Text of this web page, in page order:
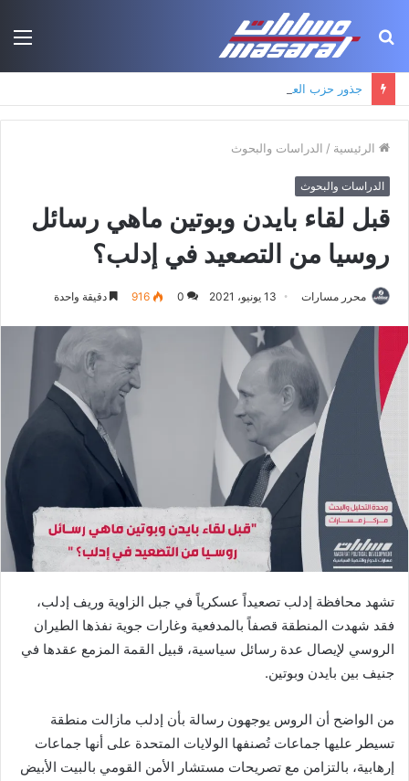
بحث
الرئيسية / الدراسات والبحوث
الدراسات والبحوث
قبل لقاء بايدن وبوتين ماهي رسائل
روسيا من التصعيد في إدلب؟
محرر مسارات 13 يونيو، 2021 0
916 دقيقة واحدة
تشهد محافظة إدلب تصعيداً عسكرياً في جبل الزاوية وريف إدلب،
فقد شهدت المنطقة قصفاً بالمدفعية وغارات جوية نفذها الطيران
الروسي لإيصال عدة رسائل سياسية، قبيل القمة المزمع عقدها في
جنيف بين بايدن وبوتين.
من الواضح أن الروس يوجهون رسالة بأن إدلب مازالت منطقة
تسيطر عليها جماعات تُصنفها الولايات المتحدة على أنها جماعات
إرهابية، بالتزامن مع تصريحات مستشار الأمن القومي بالبيت الأبيض